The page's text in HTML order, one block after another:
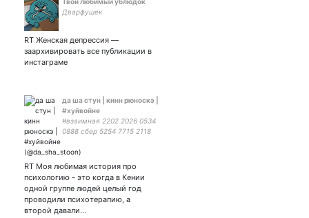
Дварфушек
RT Женская депрессия —
заархивировать все публикации в
инстаграме
да ша стун | кинн рюноскэ |
#хуйвойне
#взаимная 2202 2026 0534
0888 сбер 5254 7715 2118
RT Моя любимая история про
психологию - это когда в Кении
одной группе людей целый год
проводили психотерапию, а
второй давали…